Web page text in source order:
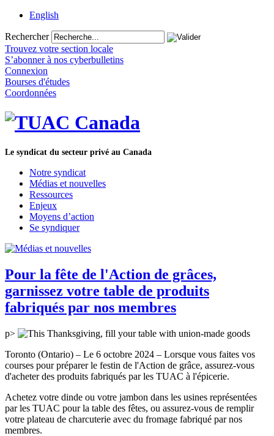
English
Rechercher
Trouvez votre section locale
S’abonner à nos cyberbulletins
Connexion
Bourses d'études
Coordonnées
Le syndicat du secteur privé au Canada
Notre syndicat
Médias et nouvelles
Ressources
Enjeux
Moyens d’action
Se syndiquer
Pour la fête de l'Action de grâces,
garnissez votre table de produits
fabriqués par nos membres
p>
Toronto (Ontario) – Le 6 octobre 2024 – Lorsque vous faites vos
courses pour préparer le festin de l'Action de grâce, assurez-vous
d'acheter des produits fabriqués par les TUAC à l'épicerie.
Achetez votre dinde ou votre jambon dans les usines représentées
par les TUAC pour la table des fêtes, ou assurez-vous de remplir
votre plateau de charcuterie avec du fromage fabriqué par nos
membres.